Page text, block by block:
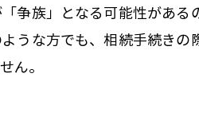
争族」となる可能性がある
うな方でも、相続手続きの
ん。